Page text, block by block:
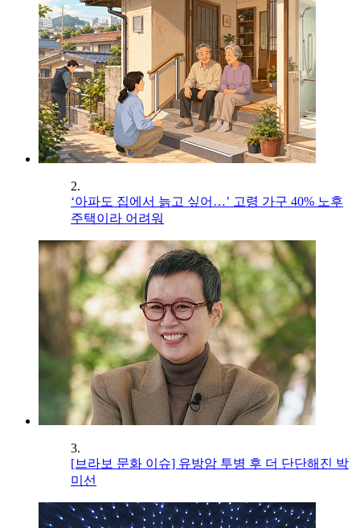
2.
‘아파도 집에서 늙고 싶어…’ 고령 가구 40% 노후
주택이라 어려워
3.
[브라보 문화 이슈] 유방암 투병 후 더 단단해진 박
미선